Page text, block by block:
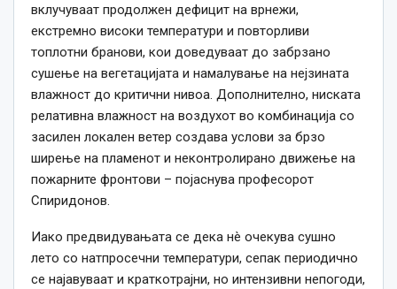
вклучуваат продолжен дефицит на врнежи,
екстремно високи температури и повторливи
топлотни бранови, кои доведуваат до забрзано
сушење на вегетацијата и намалување на нејзината
влажност до критични нивоа. Дополнително, ниската
релативна влажност на воздухот во комбинација со
засилен локален ветер создава услови за брзо
ширење на пламенот и неконтролирано движење на
пожарните фронтови – појаснува професорот
Спиридонов.
Иако предвидувањата се дека нè очекува сушно
лето со натпросечни температури, сепак периодично
се најавуваат и краткотрајни, но интензивни непогоди,